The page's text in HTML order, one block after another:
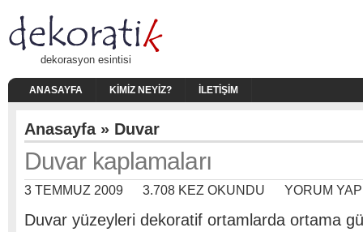
dekorasyon esintisi
ANASAYFA KIMIZ NEYIZ? İLETIŞIM
Anasayfa» Duvar
Duvar kaplamaları
3 TEMMUZ 2009 3.708 KEZ OKUNDU YORUM
Duvar yüzeyleri dekoratif ortamlarda ortama